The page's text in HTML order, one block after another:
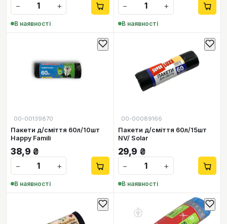
−
+
В наявності
−
+
В наявності
00-00139870
Пакети д/сміття 60л/10шт
Happy Famili
38,9 ₴
−
+
В наявності
00-00089166
Пакети д/сміття 60л/15шт
NV/ Solar
29,9 ₴
−
+
В наявності